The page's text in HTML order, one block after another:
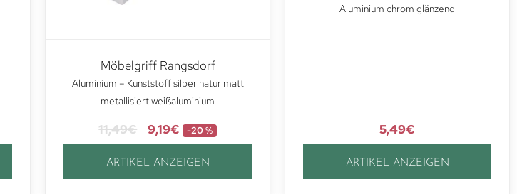
Möbelgriff Rangsdorf
Aluminium – Kunststoff silber natur matt
metallisiert weißaluminium
11,49€ 9,19€ -20 %
ARTIKEL ANZEIGEN
Aluminium chrom glänzend
5,49€
ARTIKEL ANZEIGEN